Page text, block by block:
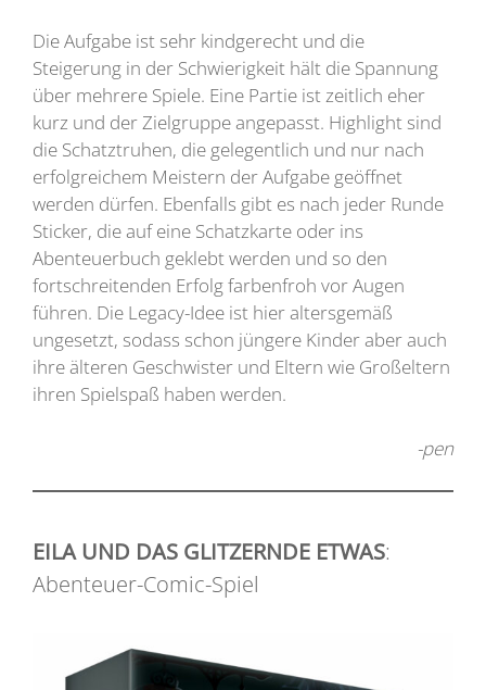
Die Aufgabe ist sehr kindgerecht und die
Steigerung in der Schwierigkeit hält die Spannung
über mehrere Spiele. Eine Partie ist zeitlich eher
kurz und der Zielgruppe angepasst. Highlight sind
die Schatztruhen, die gelegentlich und nur nach
erfolgreichem Meistern der Aufgabe geöffnet
werden dürfen. Ebenfalls gibt es nach jeder Runde
Sticker, die auf eine Schatzkarte oder ins
Abenteuerbuch geklebt werden und so den
fortschreitenden Erfolg farbenfroh vor Augen
führen. Die Legacy-Idee ist hier altersgemäß
ungesetzt, sodass schon jüngere Kinder aber auch
ihre älteren Geschwister und Eltern wie Großeltern
ihren Spielspaß haben werden.
-pen
EILA UND DAS GLITZERNDE ETWAS:
Abenteuer-Comic-Spiel